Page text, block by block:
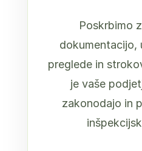
Poskrbimo
dokumentacijo,
preglede in
je vaše
zakonodajo in